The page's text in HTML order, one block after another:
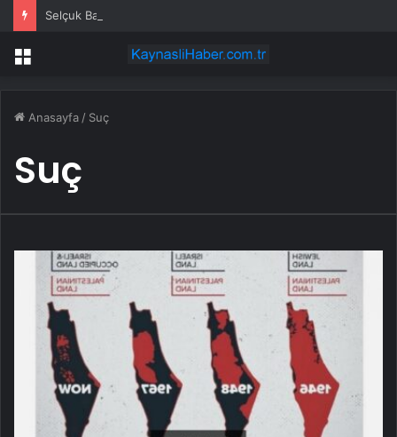
Menü
Anasayfa / Suç
Suç